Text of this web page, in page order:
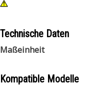
applications. The black
• Compatible with standard
• Handles high-torque
Technische Daten
Maßeinheit
Kompatible Modelle